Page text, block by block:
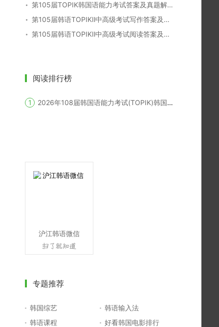
第105届TOPIK韩国语能力考试答案及真题解析汇总
第105届韩语TOPIKⅡ中高级考试写作答案及真题解析
第105届韩语TOPIKⅡ中高级考试阅读答案及真题解析
阅读排行榜
2026年108届韩国语能力考试(TOPIK)韩国报名时间
沪江韩语微信
专题推荐
韩国综艺
韩语输入法
韩语课程
好看韩国电影排行